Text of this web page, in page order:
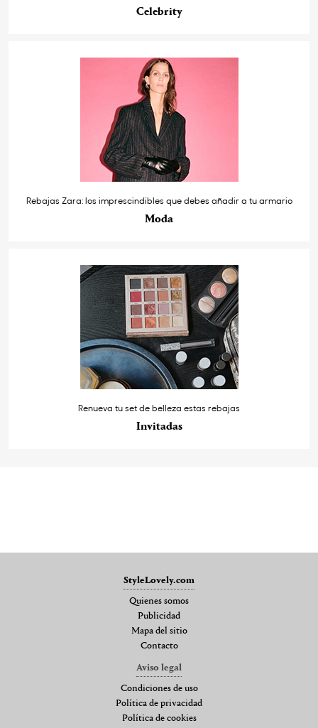
Celebrity
Rebajas Zara: los imprescindibles que debes añadir a tu armario
Moda
Renueva tu set de belleza estas rebajas
Invitadas
StyleLovely.com
Quienes somos
Publicidad
Mapa del sitio
Contacto
Aviso legal
Condiciones de uso
Política de privacidad
Política de cookies